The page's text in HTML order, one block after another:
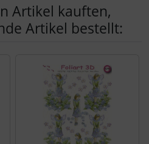
Artikel kauften,
Artikel bestellt: